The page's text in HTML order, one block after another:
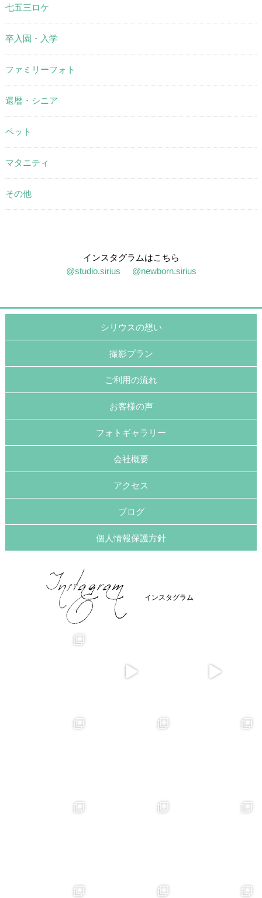
七五三ロケ
卒入園・入学
ファミリーフォト
還暦・シニア
ペット
マタニティ
その他
インスタグラムはこちら
@studio.sirius
@newborn.sirius
シリウスの想い
撮影プラン
ご利用の流れ
お客様の声
フォトギャラリー
会社概要
アクセス
ブログ
個人情報保護方針
インスタグラム